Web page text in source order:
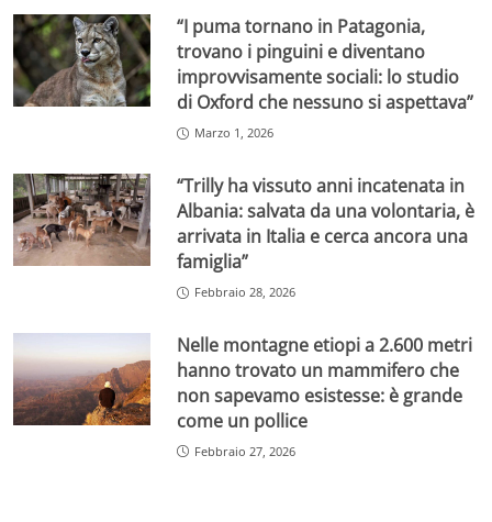
“I puma tornano in Patagonia,
trovano i pinguini e diventano
improvvisamente sociali: lo studio
di Oxford che nessuno si aspettava”
Marzo 1, 2026
“Trilly ha vissuto anni incatenata in
Albania: salvata da una volontaria, è
arrivata in Italia e cerca ancora una
famiglia”
Febbraio 28, 2026
Nelle montagne etiopi a 2.600 metri
hanno trovato un mammifero che
non sapevamo esistesse: è grande
come un pollice
Febbraio 27, 2026